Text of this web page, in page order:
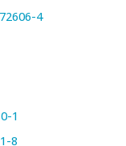
4
1
8